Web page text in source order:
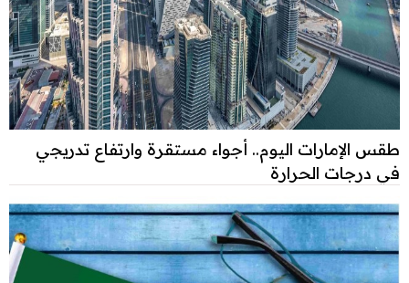
طقس الإمارات اليوم.. أجواء مستقرة وارتفاع تدريجي
في درجات الحرارة